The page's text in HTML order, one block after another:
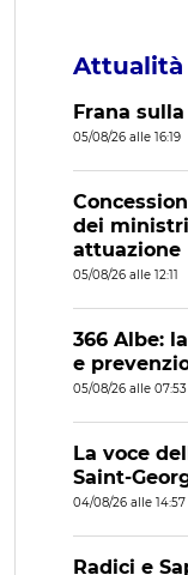
Attualità
Frana
05/08/26 alle 16:19
dei
attuazione
05/08/26 alle 12:11
366 Albe:
e
05/08/26 alle 07:53
La voce
Saint-
04/08/26 alle 14:57
Radici e